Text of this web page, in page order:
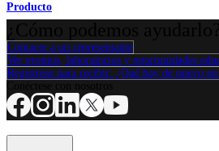
Producto
Contacte a un representante
Ver eventos, laboratorios y oportunidades
Regístrese para recibir: ¿Qué hay de nuevo